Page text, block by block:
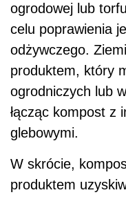
ogrodowej lub
celu poprawienia
odżywczego.
produktem, który
ogrodniczych lub
łącząc kompost z
glebowymi.
W skrócie,
produktem